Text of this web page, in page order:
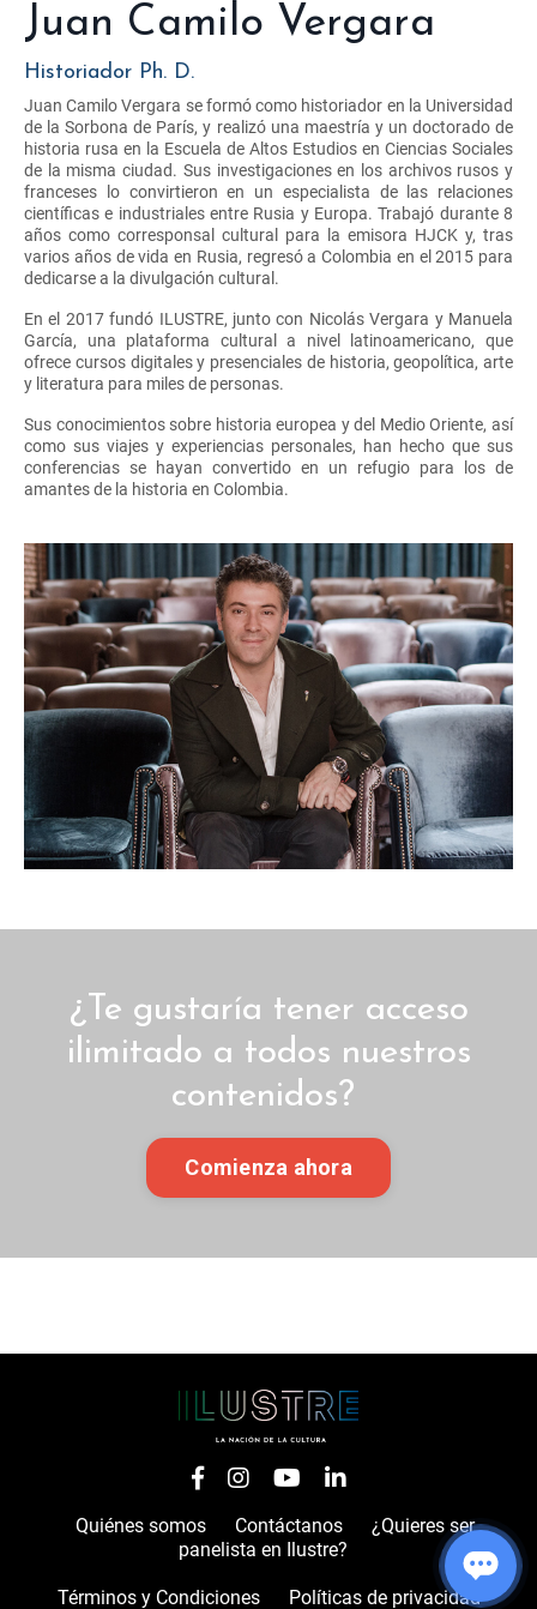
Juan Camilo Vergara
Historiador Ph. D.
Juan Camilo Vergara se formó como historiador en la Universidad
de la Sorbona de París, y realizó una maestría y un doctorado de
historia rusa en la Escuela de Altos Estudios en Ciencias Sociales
de la misma ciudad. Sus investigaciones en los archivos rusos y
franceses lo convirtieron en un especialista de las relaciones
científicas e industriales entre Rusia y Europa. Trabajó durante 8
años como corresponsal cultural para la emisora HJCK y, tras
varios años de vida en Rusia, regresó a Colombia en el 2015 para
dedicarse a la divulgación cultural.
En el 2017 fundó ILUSTRE, junto con Nicolás Vergara y Manuela
García, una plataforma cultural a nivel latinoamericano, que
ofrece cursos digitales y presenciales de historia, geopolítica, arte
y literatura para miles de personas.
Sus conocimientos sobre historia europea y del Medio Oriente, así
como sus viajes y experiencias personales, han hecho que sus
conferencias se hayan convertido en un refugio para los de
amantes de la historia en Colombia.
¿Te gustaría tener acceso
ilimitado a todos nuestros
contenidos?
Comienza ahora
Quiénes somos Contáctanos
¿Quieres ser
panelista en Ilustre?
Términos y Condiciones Políticas de privacidad